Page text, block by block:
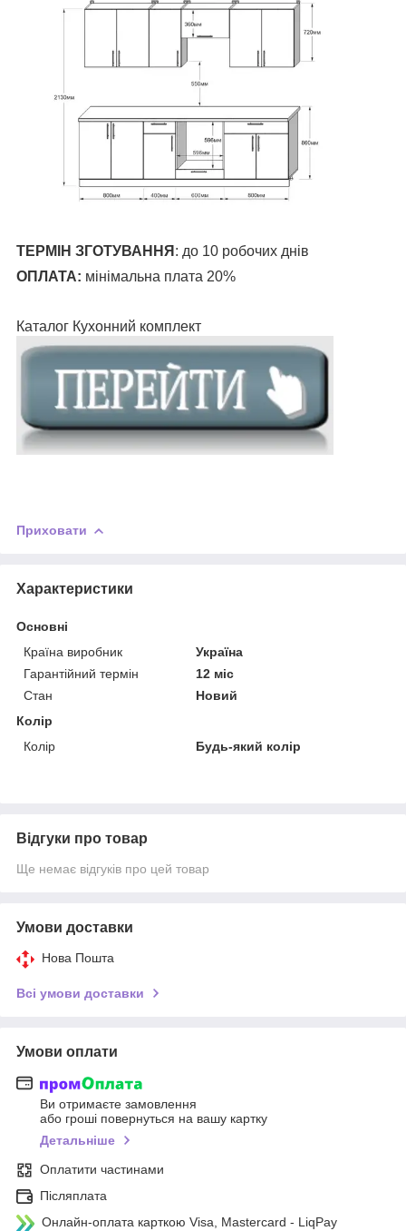
ТЕРМІН ЗГОТУВАННЯ : до 10 робочих днів
ОПЛАТА: мінімальна плата 20%
Каталог Кухонний комплект
Приховати
Характеристики
Основні
Країна виробник
Україна
Гарантійний термін
12 міс
Стан
Новий
Колір
Колір
Будь-який колір
Відгуки про товар
Ще немає відгуків про цей товар
Умови доставки
Нова Пошта
Всі умови доставки
Умови оплати
Ви отримаєте замовлення
або гроші повернуться на вашу картку
Детальніше
Оплатити частинами
Післяплата
Онлайн-оплата карткою Visa, Mastercard - LiqPay